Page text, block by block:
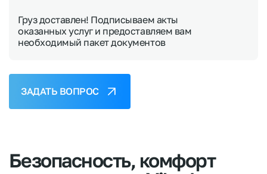
Груз доставлен! Подписываем акты
оказанных услуг и предоставляем вам
необходимый пакет документов
ЗАДАТЬ ВОПРОС
Безопасность, комфорт